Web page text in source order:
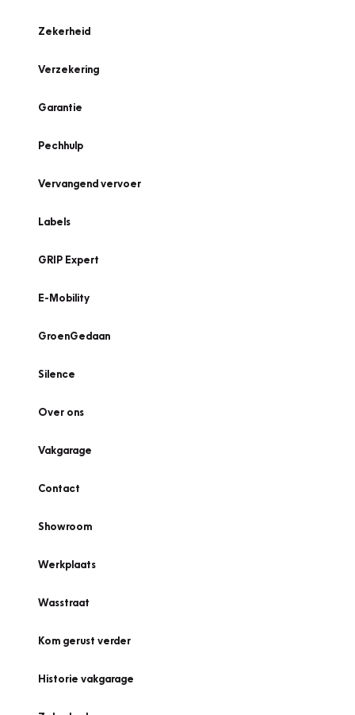
Zekerheid
Verzekering
Garantie
Pechhulp
Vervangend vervoer
Labels
GRIP Expert
E-Mobility
GroenGedaan
Silence
Over ons
Vakgarage
Contact
Showroom
Werkplaats
Wasstraat
Kom gerust verder
Historie vakgarage